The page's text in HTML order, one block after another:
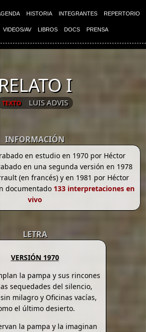
HISTORIA INTEGRANTES REPERTORIO
VIDEOS/AV LIBROS DOCS PRENSA
I
TEXTO LUIS ADVIS
INFORMACIÓN
en estudio en 1970 por Héctor
en una segunda versión en 1978
(en francés) y en 1981 por Héctor
documentado133 interpretaciones en
vivo
LETRA
VERSIÓN 1970
la pampa y sus rincones
sequedades del silencio,
milagro y Oficinas vacías,
el último desierto.
la pampa y la imaginan